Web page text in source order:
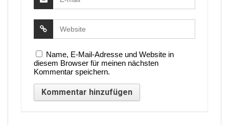
Name, E-Mail-Adresse und Website in
diesem Browser für meinen nächsten
Kommentar speichern.